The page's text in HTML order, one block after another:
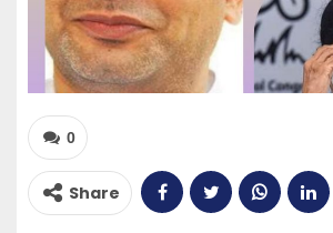
0
Share